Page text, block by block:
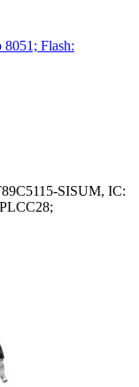
Flash:
SISUM, IC: